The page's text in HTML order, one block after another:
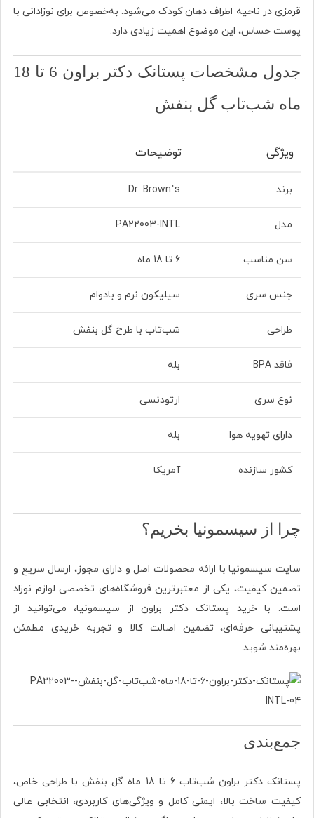
قرمزی در ناحیه اطراف دهان کودک می‌شود. به‌خصوص برای نوزادانی با
پوست حساس، این موضوع اهمیت زیادی دارد.
جدول مشخصات پستانک دکتر براون 6 تا 18
ماه شب‌تاب گل بنفش
ویژگی توضیحات
برند Dr. Brown’s
مدل PA22003-INTL
سن مناسب 6 تا 18 ماه
جنس سری سیلیکون نرم و بادوام
طراحی شب‌تاب با طرح گل بنفش
فاقد BPA بله
نوع سری ارتودنسی
دارای تهویه هوا بله
کشور سازنده آمریکا
چرا از سیسمونیا بخریم؟
سایت سیسمونیا با ارائه محصولات اصل و دارای مجوز، ارسال سریع و
تضمین کیفیت، یکی از معتبرترین فروشگاه‌های تخصصی لوازم نوزاد
است. با خرید پستانک دکتر براون از سیسمونیا، می‌توانید از
پشتیبانی حرفه‌ای، تضمین اصالت کالا و تجربه خریدی مطمئن
بهره‌مند شوید.
جمع‌بندی
پستانک دکتر براون شب‌تاب 6 تا 18 ماه گل بنفش با طراحی خاص،
کیفیت ساخت بالا، ایمنی کامل و ویژگی‌های کاربردی، انتخابی عالی